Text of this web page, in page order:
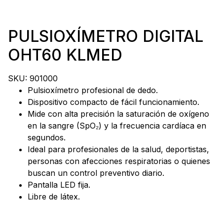
PULSIOXÍMETRO DIGITAL
OHT60 KLMED
SKU: 901000
Pulsioxímetro profesional de dedo.
Dispositivo compacto de fácil funcionamiento.
Mide con alta precisión la saturación de oxígeno
en la sangre (SpO₂) y la frecuencia cardíaca en
segundos.
Ideal para profesionales de la salud, deportistas,
personas con afecciones respiratorias o quienes
buscan un control preventivo diario.
Pantalla LED fija.
Libre de látex.